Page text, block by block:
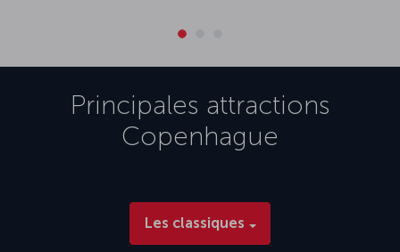
Principales attractions
Copenhague
Les classiques